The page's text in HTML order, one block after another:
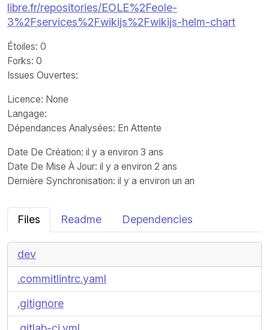
libre.fr/repositories/EOLE%2Feole-
3%2Fservices%2Fwikijs%2Fwikijs-helm-chart
Étoiles: 0
Forks: 0
Issues Ouvertes:
Licence: None
Langage:
Dépendances Analysées: En Attente
Date De Création: il y a environ 3 ans
Date De Mise À Jour: il y a environ 2 ans
Dernière Synchronisation: il y a environ un an
Files Readme Dependencies
dev
.commitlintrc.yaml
.gitignore